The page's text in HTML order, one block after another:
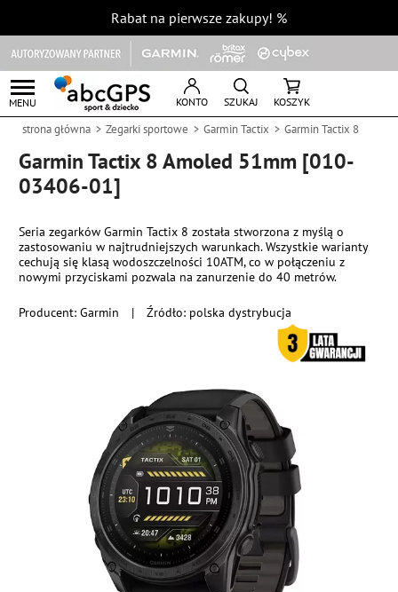
Rabat na pierwsze zakupy! %
MENU KONTO SZUKAJ KOSZYK
strona główna Zegarki sportowe Garmin Tactix Garmin Tactix 8
Garmin Tactix 8 Amoled 51mm [010-
03406-01]
Producent:Garmin | Źródło: polska dystrybucja
Seria zegarków Garmin Tactix 8 została stworzona z myślą o
zastosowaniu w najtrudniejszych warunkach. Wszystkie warianty
cechują się klasą wodoszczelności 10ATM, co w połączeniu z
nowymi przyciskami pozwala na zanurzenie do 40 metrów.